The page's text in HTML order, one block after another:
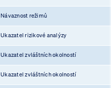
Návaznost režimů
Ukazatel rizikové analýzy
Ukazatel zvláštních okolností
Ukazatel zvláštních okolností